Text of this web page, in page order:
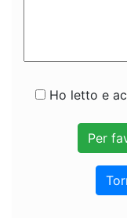
Ho letto e